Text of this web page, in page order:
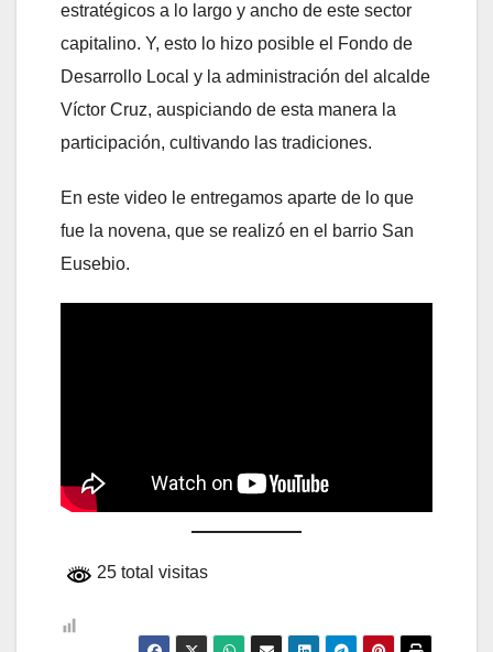
estratégicos a lo largo y ancho de este sector
capitalino. Y, esto lo hizo posible el Fondo de
Desarrollo Local y la administración del alcalde
Víctor Cruz, auspiciando de esta manera la
participación, cultivando las tradiciones.
En este video le entregamos aparte de lo que
fue la novena, que se realizó en el barrio San
Eusebio.
25 total visitas